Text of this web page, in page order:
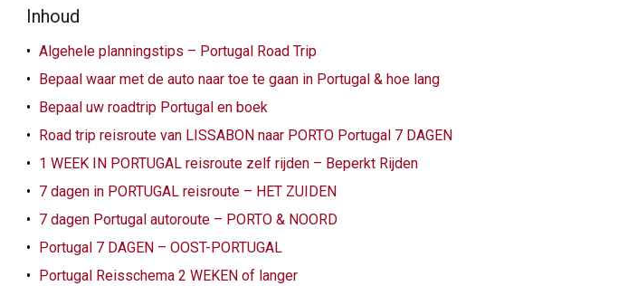
Inhoud
Algehele planningstips – Portugal Road Trip
Bepaal waar met de auto naar toe te gaan in Portugal & hoe lang
Bepaal uw roadtrip Portugal en boek
Road trip reisroute van LISSABON naar PORTO Portugal 7 DAGEN
1 WEEK IN PORTUGAL reisroute zelf rijden – Beperkt Rijden
7 dagen in PORTUGAL reisroute – HET ZUIDEN
7 dagen Portugal autoroute – PORTO & NOORD
Portugal 7 DAGEN – OOST-PORTUGAL
Portugal Reisschema 2 WEKEN of langer